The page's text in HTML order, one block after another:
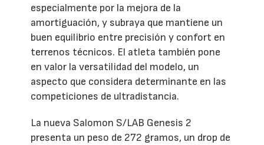
especialmente por la mejora de la
amortiguación, y subraya que mantiene un
buen equilibrio entre precisión y confort en
terrenos técnicos. El atleta también pone
en valor la versatilidad del modelo, un
aspecto que considera determinante en las
competiciones de ultradistancia.
La nueva Salomon S/LAB Genesis 2
presenta un peso de 272 gramos, un drop de